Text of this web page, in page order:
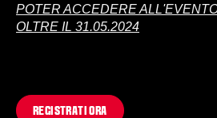
POTER ACCEDERE
OLTRE IL 31.05.2024
REGISTRATI ORA